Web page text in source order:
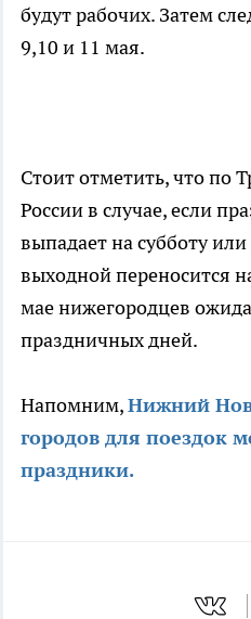
будут рабочих. Затем
9,10 и 11 мая.
Стоит отметить, что по
России в случае, если
выпадает на субботу или
выходной переносится
мае нижегородцев
праздничных дней.
Напомним,Нижний
городов для поездок
праздники.